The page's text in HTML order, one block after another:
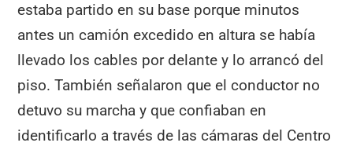
estaba partido en su base porque minutos
antes un camión excedido en altura se había
llevado los cables por delante y lo arrancó del
piso. También señalaron que el conductor no
detuvo su marcha y que confiaban en
identificarlo a través de las cámaras del Centro